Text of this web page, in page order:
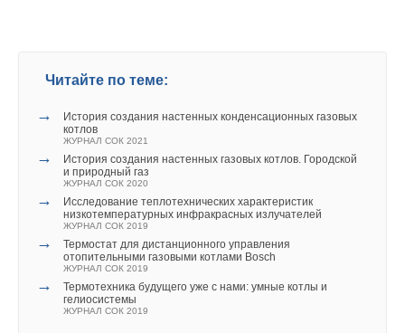
Читайте по теме:
→
История создания настенных конденсационных газовых
котлов
ЖУРНАЛ СОК 2021
→
История создания настенных газовых котлов. Городской
и природный газ
ЖУРНАЛ СОК 2020
→
Исследование теплотехнических характеристик
низкотемпературных инфракрасных излучателей
ЖУРНАЛ СОК 2019
→
Термостат для дистанционного управления
отопительными газовыми котлами Bosch
ЖУРНАЛ СОК 2019
→
Термотехника будущего уже с нами: умные котлы и
гелиосистемы
ЖУРНАЛ СОК 2019
Текст комментария
проектировщиком на основании официальных условий
присоединения к наружной сети, выдаваемых заказчику
газоснабжающей организацией.
Возможности регулирования и управления
Особенностью всех импортных теплогенераторов является
то, что они комплектуются собственными средствами
автоматизации, которые обеспечивают регулирование и
управление процессами функционирования не только
самого котла, но и всех подключенных к нему
теплопотребляющих систем. А они, в свою очередь,